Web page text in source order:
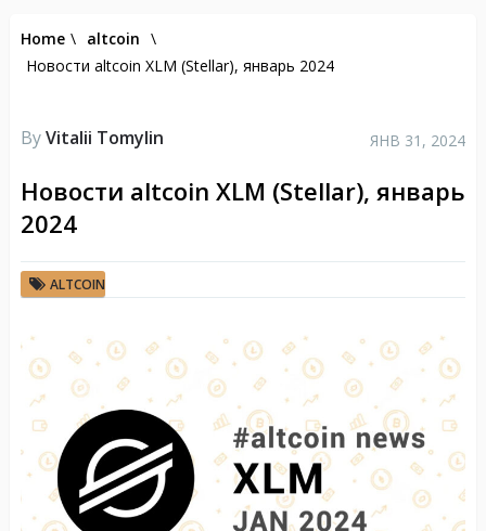
Home \ altcoin \
Новости altcoin XLM (Stellar), январь 2024
ByVitalii Tomylin ЯНВ 31, 2024
Новости altcoin XLM (Stellar), январь
2024
ALTCOIN